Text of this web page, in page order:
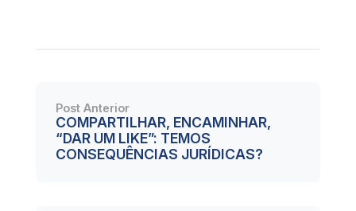
Post Anterior
COMPARTILHAR, ENCAMINHAR,
“DAR UM LIKE”: TEMOS
CONSEQUÊNCIAS JURÍDICAS?